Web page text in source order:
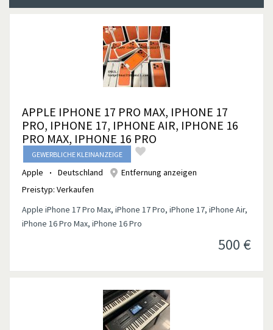
APPLE IPHONE 17 PRO MAX, IPHONE 17
PRO, IPHONE 17, IPHONE AIR, IPHONE 16
PRO MAX, IPHONE 16 PRO
GEWERBLICHE KLEINANZEIGE
Apple Deutschland
Entfernung anzeigen
Preistyp: Verkaufen
Apple iPhone 17 Pro Max, iPhone 17 Pro, iPhone 17, iPhone Air,
iPhone 16 Pro Max, iPhone 16 Pro
500 €